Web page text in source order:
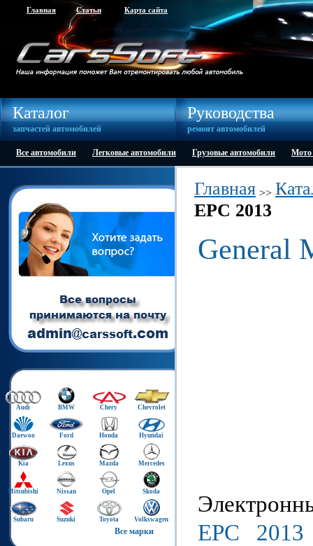
Главная Статьи Карта сайта
Каталог
запчастей автомобилей
Руководства
ремонт автомобилей
Все автомобили Легковые автомобили Грузовые автомобили Мото
Audi BMW Chery Chevrolet
Daewoo Ford Honda Hyundai
Kia Lexus Mazda Mercedes
Mitsubishi Nissan Opel Skoda
Subaru Suzuki Toyota Volkswagen
Все марки
Главная >>
EPC 2013
General
EPC 2013